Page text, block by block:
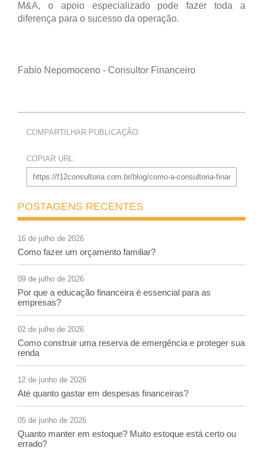
M&A, o apoio especializado pode fazer toda a
diferença para o sucesso da operação.
Fabio Nepomoceno - Consultor Financeiro
COMPARTILHAR PUBLICAÇÃO:
COPIAR URL:
POSTAGENS RECENTES
16 de julho de 2026
Como fazer um orçamento familiar?
09 de julho de 2026
Por que a educação financeira é essencial para as
empresas?
02 de julho de 2026
Como construir uma reserva de emergência e proteger sua
renda
12 de junho de 2026
Até quanto gastar em despesas financeiras?
05 de junho de 2026
Quanto manter em estoque? Muito estoque está certo ou
errado?